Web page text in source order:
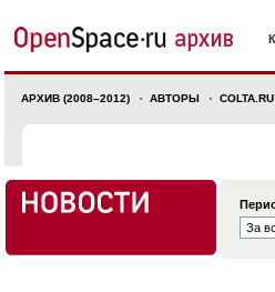
АРХИВ (2008–2012) АВТОРЫ COLTA.RU